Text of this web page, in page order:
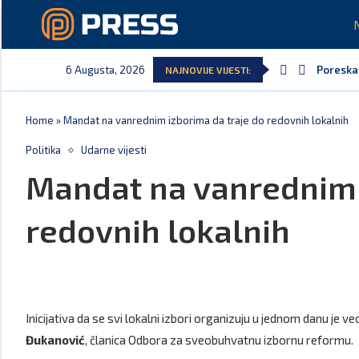
6 Augusta, 2026 NAJNOVIJE VIJESTI:
Crna
EPCG:
Spajić:
Home »Mandat na vanrednim izborima da traje do redovnih lokalnih
Politika Udarne vijesti
Mandat na
redovnih lokalnih
Inicijativa da se svi lokalni izbori organizuju u jednom danu je
Đukanović, članica Odbora za sveobuhvatnu izbornu reformu.